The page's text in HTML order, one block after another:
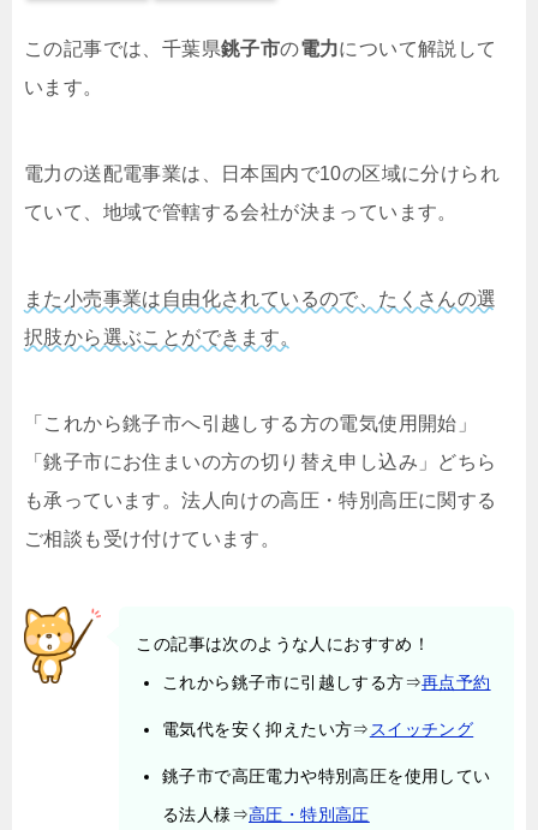
この記事では、千葉県銚子市の電力について解説して
います。
電力の送配電事業は、日本国内で10の区域に分けられ
ていて、地域で管轄する会社が決まっています。
また小売事業は自由化されているので、たくさんの選
択肢から選ぶことができます。
「これから銚子市へ引越しする方の電気使用開始」
「銚子市にお住まいの方の切り替え申し込み」どちら
も承っています。法人向けの高圧・特別高圧に関する
ご相談も受け付けています。
この記事は次のような人におすすめ！
これから銚子市に引越しする方⇒再点予約
電気代を安く抑えたい方⇒ スイッチング
銚子市で高圧電力や特別高圧を使用してい
る法人様⇒高圧・特別高圧